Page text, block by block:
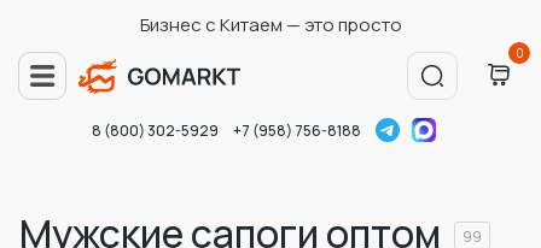
Бизнес с Китаем — это просто
0
8 (800) 302-5929 +7 (958) 756-8188
Мужские сапоги оптом 99